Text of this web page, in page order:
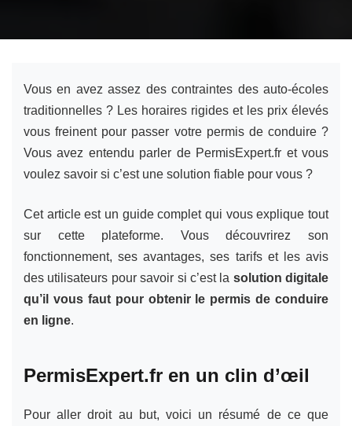
Vous en avez assez des contraintes des auto-écoles
traditionnelles ? Les horaires rigides et les prix élevés
vous freinent pour passer votre permis de conduire ?
Vous avez entendu parler de PermisExpert.fr et vous
voulez savoir si c’est une solution fiable pour vous ?
Cet article est un guide complet qui vous explique tout
sur cette plateforme. Vous découvrirez son
fonctionnement, ses avantages, ses tarifs et les avis
des utilisateurs pour savoir si c’est la solution digitale
qu’il vous faut pour obtenir le permis de conduire
en ligne.
PermisExpert.fr en un clin d’œil
Pour aller droit au but, voici un résumé de ce que